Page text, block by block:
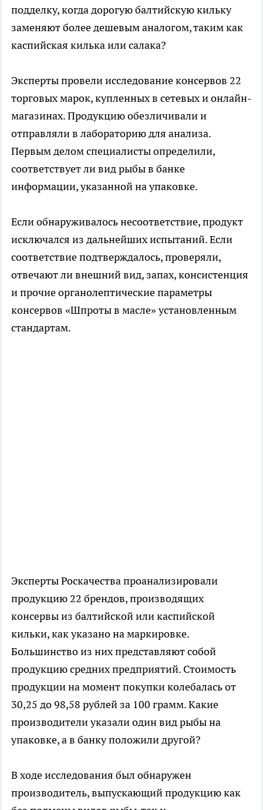
подделку, когда дорогую балтийскую кильку
заменяют более дешевым аналогом, таким как
каспийская килька или салака?
Эксперты провели исследование консервов 22
торговых марок, купленных в сетевых и онлайн-
магазинах. Продукцию обезличивали и
отправляли в лабораторию для анализа.
Первым делом специалисты определили,
соответствует ли вид рыбы в банке
информации, указанной на упаковке.
Если обнаруживалось несоответствие, продукт
исключался из дальнейших испытаний. Если
соответствие подтверждалось, проверяли,
отвечают ли внешний вид, запах, консистенция
и прочие органолептические параметры
консервов «Шпроты в масле» установленным
стандартам.
Эксперты Роскачества проанализировали
продукцию 22 брендов, производящих
консервы из балтийской или каспийской
кильки, как указано на маркировке.
Большинство из них представляют собой
продукцию средних предприятий. Стоимость
продукции на момент покупки колебалась от
30,25 до 98,58 рублей за 100 грамм. Какие
производители указали один вид рыбы на
упаковке, а в банку положили другой?
В ходе исследования был обнаружен
производитель, выпускающий продукцию как